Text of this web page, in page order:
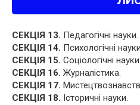
СЕКЦІЯ 13. Педагогічні науки.
СЕКЦІЯ 14. Психологічні
СЕКЦІЯ 15. Соціологічні науки.
СЕКЦІЯ 16. Журналістика.
СЕКЦІЯ 17.
СЕКЦІЯ 18. Історичні науки.